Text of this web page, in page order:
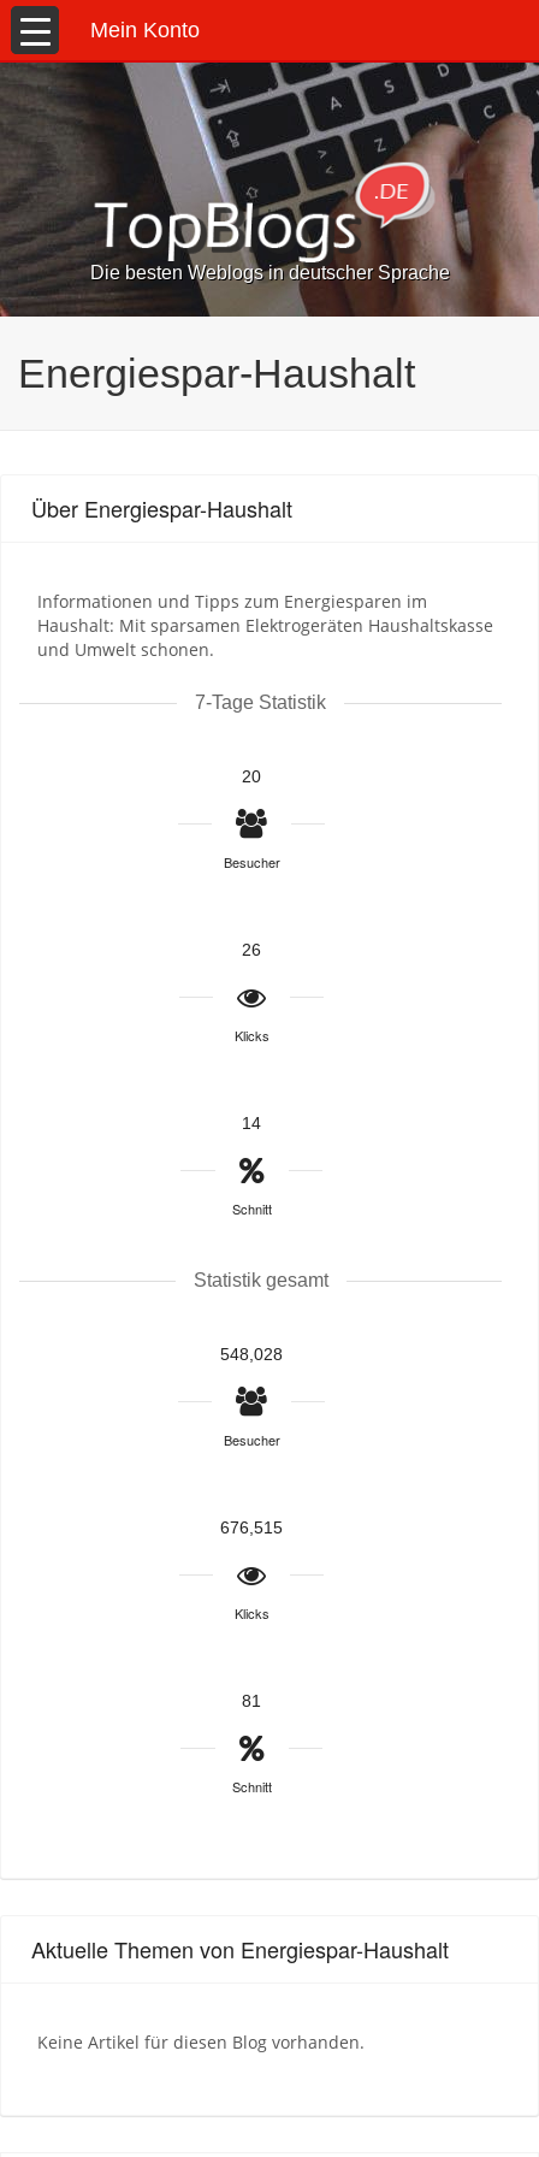
Mein Konto
Die besten Weblogs in deutscher Sprache
Energiespar-Haushalt
Über Energiespar-Haushalt
Informationen und Tipps zum Energiesparen im
Haushalt: Mit sparsamen Elektrogeräten Haushaltskasse
und Umwelt schonen.
7-Tage Statistik
20
Besucher
26
Klicks
14
Schnitt
Statistik gesamt
548,028
Besucher
676,515
Klicks
81
Schnitt
Aktuelle Themen von Energiespar-Haushalt
Keine Artikel für diesen Blog vorhanden.